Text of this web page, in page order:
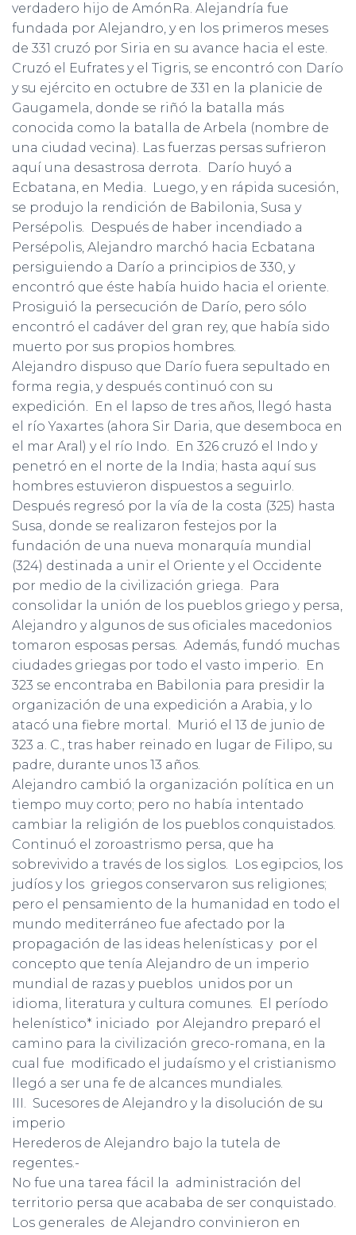
verdadero hijo de AmónRa. Alejandría fue
fundada por Alejandro, y en los primeros meses
de 331 cruzó por Siria en su avance hacia el este.
Cruzó el Eufrates y el Tigris, se encontró con Darío
y su ejército en octubre de 331 en la planicie de
Gaugamela, donde se riñó la batalla más
conocida como la batalla de Arbela (nombre de
una ciudad vecina). Las fuerzas persas sufrieron
aquí una desastrosa derrota. Darío huyó a
Ecbatana, en Media. Luego, y en rápida sucesión,
se produjo la rendición de Babilonia, Susa y
Persépolis. Después de haber incendiado a
Persépolis, Alejandro marchó hacia Ecbatana
persiguiendo a Darío a principios de 330, y
encontró que éste había huido hacia el oriente.
Prosiguió la persecución de Darío, pero sólo
encontró el cadáver del gran rey, que había sido
muerto por sus propios hombres.
Alejandro dispuso que Darío fuera sepultado en
forma regia, y después continuó con su
expedición. En el lapso de tres años, llegó hasta
el río Yaxartes (ahora Sir Daria, que desemboca en
el mar Aral) y el río Indo. En 326 cruzó el Indo y
penetró en el norte de la India; hasta aquí sus
hombres estuvieron dispuestos a seguirlo.
Después regresó por la vía de la costa (325) hasta
Susa, donde se realizaron festejos por la
fundación de una nueva monarquía mundial
(324) destinada a unir el Oriente y el Occidente
por medio de la civilización griega. Para
consolidar la unión de los pueblos griego y persa,
Alejandro y algunos de sus oficiales macedonios
tomaron esposas persas. Además, fundó muchas
ciudades griegas por todo el vasto imperio. En
323 se encontraba en Babilonia para presidir la
organización de una expedición a Arabia, y lo
atacó una fiebre mortal. Murió el 13 de junio de
323 a. C., tras haber reinado en lugar de Filipo, su
padre, durante unos 13 años.
Alejandro cambió la organización política en un
tiempo muy corto; pero no había intentado
cambiar la religión de los pueblos conquistados.
Continuó el zoroastrismo persa, que ha
sobrevivido a través de los siglos. Los egipcios, los
judíos y los griegos conservaron sus religiones;
pero el pensamiento de la humanidad en todo el
mundo mediterráneo fue afectado por la
propagación de las ideas helenísticas y por el
concepto que tenía Alejandro de un imperio
mundial de razas y pueblos unidos por un
idioma, literatura y cultura comunes. El período
helenístico* iniciado por Alejandro preparó el
camino para la civilización greco-romana, en la
cual fue modificado el judaísmo y el cristianismo
llegó a ser una fe de alcances mundiales.
III. Sucesores de Alejandro y la disolución de su
imperio
Herederos de Alejandro bajo la tutela de
regentes.-
No fue una tarea fácil la administración del
territorio persa que acababa de ser conquistado.
Los generales de Alejandro convinieron en